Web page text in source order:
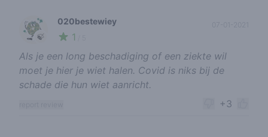
🍃
020bestewiey
1
Als je een long beschadiging of een ziekte wil
moet je hier je wiet halen. Covid is niks bij de
schade die hun wiet aanricht.
+3